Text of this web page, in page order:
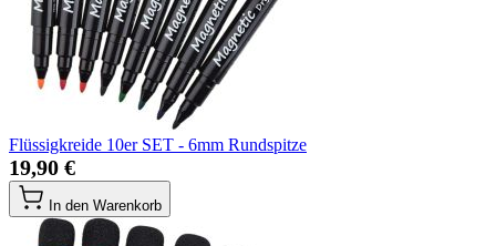
Flüssigkreide 10er SET - 6mm Rundspitze
19,90 €
In den Warenkorb